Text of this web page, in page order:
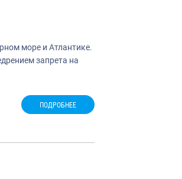
море и Атлантике.
запрета на
ПОДРОБНЕЕ